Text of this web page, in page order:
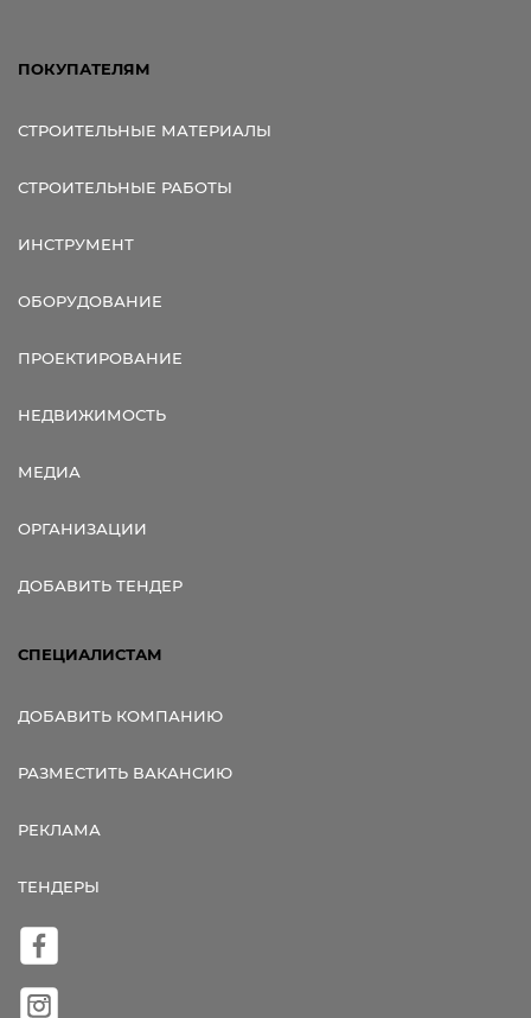
ПОКУПАТЕЛЯМ
СТРОИТЕЛЬНЫЕ МАТЕРИАЛЫ
СТРОИТЕЛЬНЫЕ РАБОТЫ
ИНСТРУМЕНТ
ОБОРУДОВАНИЕ
ПРОЕКТИРОВАНИЕ
НЕДВИЖИМОСТЬ
МЕДИА
ОРГАНИЗАЦИИ
ДОБАВИТЬ ТЕНДЕР
СПЕЦИАЛИСТАМ
ДОБАВИТЬ КОМПАНИЮ
РАЗМЕСТИТЬ ВАКАНСИЮ
РЕКЛАМА
ТЕНДЕРЫ